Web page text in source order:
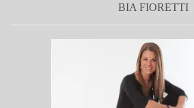
BIA FIORETTI